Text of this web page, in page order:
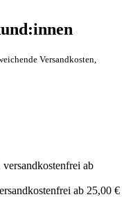
Versandkosten,
ab
ab 25,00 €